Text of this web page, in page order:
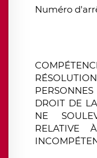
Numéro
DROIT DE
NE
RELATIVE